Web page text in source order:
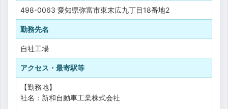
498-0063 愛知県弥富市東末広九丁目18番地2
勤務先名
自社工場
アクセス・最寄駅等
【勤務地】
社名：新和自動車工業株式会社